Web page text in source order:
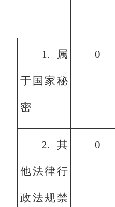
1.属
于国家秘
密
0
2.其
他法律行
政法规禁
0